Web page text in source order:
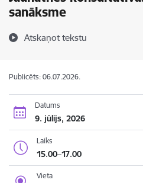
sanāksme
Atskaņot tekstu
Publicēts: 06.07.2026.
Datums
9. jūlijs, 2026
Laiks
15.00–17.00
Vieta